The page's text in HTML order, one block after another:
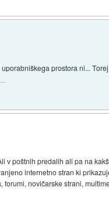
prostora ni...
v poštnih predalih ali pa na
internetno stran ki
novičarske strani,